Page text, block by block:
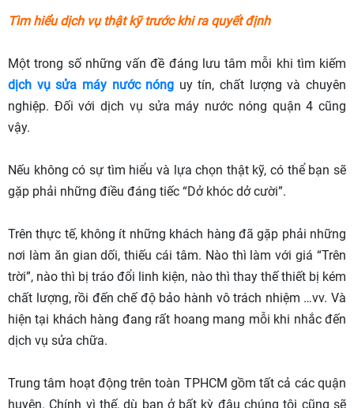
Tìm hiểu dịch vụ thật kỹ trước khi ra quyết định
Một trong số những vấn đề đáng lưu tâm mỗi khi tìm kiếm
dịch vụ sửa máy nước nóng uy tín, chất lượng và chuyên
nghiệp. Đối với dịch vụ sửa máy nước nóng quận 4 cũng
vậy.
Nếu không có sự tìm hiểu và lựa chọn thật kỹ, có thể bạn sẽ
gặp phải những điều đáng tiếc “Dở khóc dở cười”.
Trên thực tế, không ít những khách hàng đã gặp phải những
nơi làm ăn gian dối, thiếu cái tâm. Nào thì làm với giá “Trên
trời”, nào thì bị tráo đổi linh kiện, nào thì thay thế thiết bị kém
chất lượng, rồi đến chế độ bảo hành vô trách nhiệm …vv. Và
hiện tại khách hàng đang rất hoang mang mỗi khi nhắc đến
dịch vụ sửa chữa.
Trung tâm hoạt động trên toàn TPHCM gồm tất cả các quận
huyện. Chính vì thế, dù bạn ở bất kỳ đâu chúng tôi cũng sẽ